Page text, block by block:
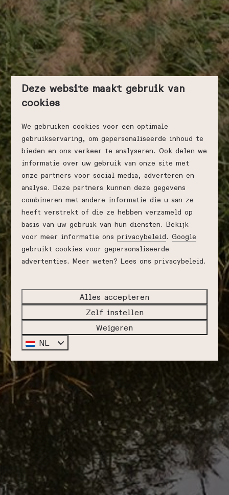
Deze website maakt gebruik van
cookies
We gebruiken cookies voor een optimale
gebruikservaring, om gepersonaliseerde inhoud te
bieden en ons verkeer te analyseren. Ook delen we
informatie over uw gebruik van onze site met
onze partners voor social media, adverteren en
analyse. Deze partners kunnen deze gegevens
combineren met andere informatie die u aan ze
heeft verstrekt of die ze hebben verzameld op
basis van uw gebruik van hun diensten. Bekijk
voor meer informatie onsprivacybeleid.Google
gebruikt cookies voor gepersonaliseerde
advertenties. Meer weten? Lees ons privacybeleid.
Alles accepteren
Zelf instellen
Weigeren
NL